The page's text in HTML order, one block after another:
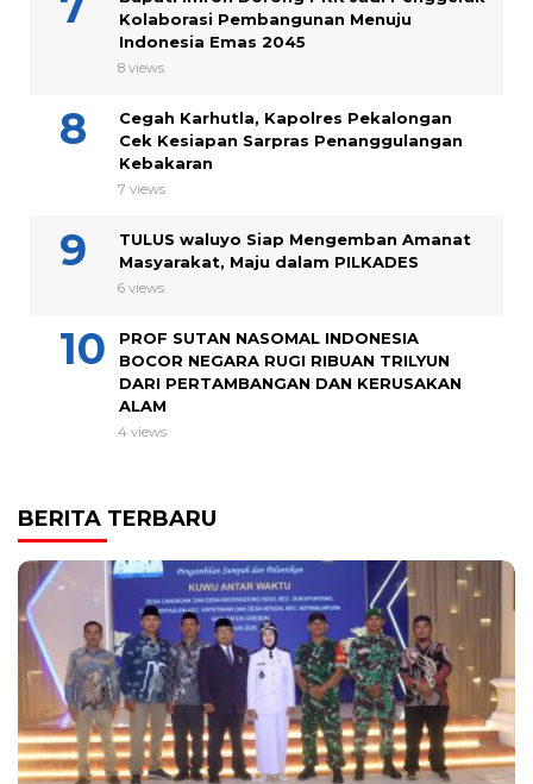
Kolaborasi Pembangunan Menuju
Indonesia Emas 2045
8 views
Cegah Karhutla, Kapolres Pekalongan
Cek Kesiapan Sarpras Penanggulangan
Kebakaran
7 views
TULUS waluyo Siap Mengemban Amanat
Masyarakat, Maju dalam PILKADES
6 views
PROF SUTAN NASOMAL INDONESIA
BOCOR NEGARA RUGI RIBUAN TRILYUN
DARI PERTAMBANGAN DAN KERUSAKAN
ALAM
4 views
BERITA TERBARU